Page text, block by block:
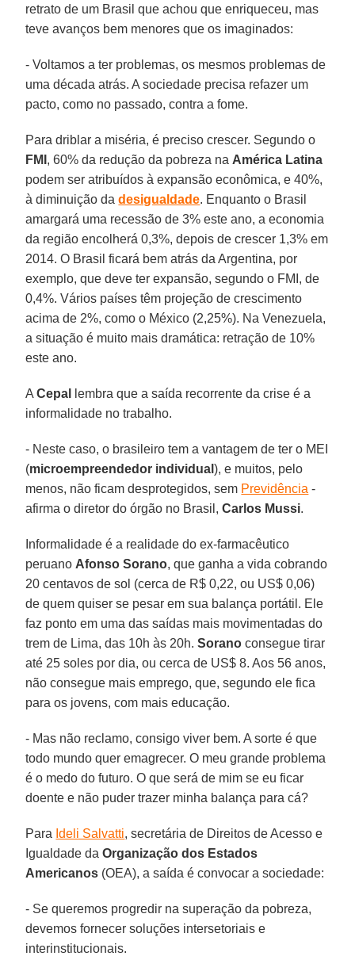
retrato de um Brasil que achou que enriqueceu, mas
teve avanços bem menores que os imaginados:
- Voltamos a ter problemas, os mesmos problemas de
uma década atrás. A sociedade precisa refazer um
pacto, como no passado, contra a fome.
Para driblar a miséria, é preciso crescer. Segundo o
FMI , 60% da redução da pobreza na América Latina
podem ser atribuídos à expansão econômica, e 40%,
à diminuição dadesigualdade. Enquanto o Brasil
amargará uma recessão de 3% este ano, a economia
da região encolherá 0,3%, depois de crescer 1,3% em
2014. O Brasil ficará bem atrás da Argentina, por
exemplo, que deve ter expansão, segundo o FMI, de
0,4%. Vários países têm projeção de crescimento
acima de 2%, como o México (2,25%). Na Venezuela,
a situação é muito mais dramática: retração de 10%
este ano.
ACepal
lembra que a saída recorrente da crise é a
informalidade no trabalho.
- Neste caso, o brasileiro tem a vantagem de ter o MEI
(microempreendedor individual), e muitos, pelo
menos, não ficam desprotegidos, sem Previdência -
afirma o diretor do órgão no Brasil,Carlos Mussi.
Informalidade é a realidade do ex-farmacêutico
peruano Afonso Sorano, que ganha a vida cobrando
20 centavos de sol (cerca de R$ 0,22, ou US$ 0,06)
de quem quiser se pesar em sua balança portátil. Ele
faz ponto em uma das saídas mais movimentadas do
trem de Lima, das 10h às 20h.Sorano consegue tirar
até 25 soles por dia, ou cerca de US$ 8. Aos 56 anos,
não consegue mais emprego, que, segundo ele fica
para os jovens, com mais educação.
- Mas não reclamo, consigo viver bem. A sorte é que
todo mundo quer emagrecer. O meu grande problema
é o medo do futuro. O que será de mim se eu ficar
doente e não puder trazer minha balança para cá?
Para Ideli Salvatti, secretária de Direitos de Acesso e
Igualdade da Organização dos Estados
Americanos (OEA), a saída é convocar a sociedade:
- Se queremos progredir na superação da pobreza,
devemos fornecer soluções intersetoriais e
interinstitucionais.